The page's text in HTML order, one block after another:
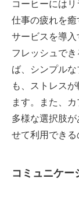
コーヒーには
仕事の疲れを
サービスを導
フレッシュで
ば、シンプル
も、ストレス
ます。また、
多様な選択肢
せて利用できる
コミュニケー